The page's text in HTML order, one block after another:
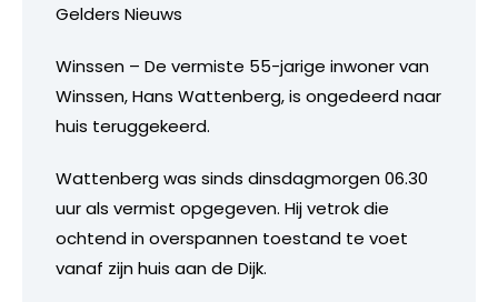
Gelders Nieuws
Winssen – De vermiste 55-jarige inwoner van
Winssen, Hans Wattenberg, is ongedeerd naar
huis teruggekeerd.
Wattenberg was sinds dinsdagmorgen 06.30
uur als vermist opgegeven. Hij vetrok die
ochtend in overspannen toestand te voet
vanaf zijn huis aan de Dijk.